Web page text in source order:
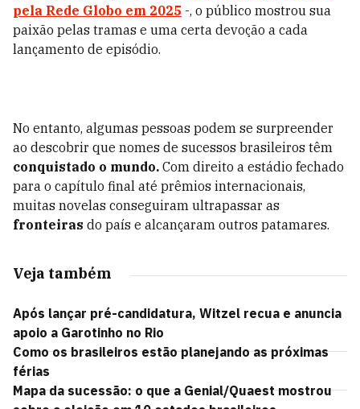
pela Rede Globo em 2025 -, o público mostrou sua
paixão pelas tramas e uma certa devoção a cada
lançamento de episódio.
No entanto, algumas pessoas podem se surpreender
ao descobrir que nomes de sucessos brasileiros têm
conquistado o mundo. Com direito a estádio fechado
para o capítulo final até prêmios internacionais,
muitas novelas conseguiram ultrapassar as
fronteiras do país e alcançaram outros patamares.
Veja também
Após lançar pré-candidatura, Witzel recua e anuncia
apoio a Garotinho no Rio
Como os brasileiros estão planejando as próximas
férias
Mapa da sucessão: o que a Genial/Quaest mostrou